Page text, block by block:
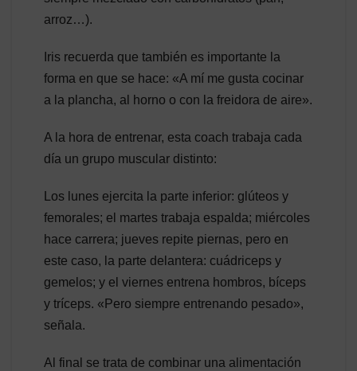
arroz…).
Iris recuerda que también es importante la
forma en que se hace: «A mí me gusta cocinar
a la plancha, al horno o con la freidora de aire».
A la hora de entrenar, esta coach trabaja cada
día un grupo muscular distinto:
Los lunes ejercita la parte inferior: glúteos y
femorales; el martes trabaja espalda; miércoles
hace carrera; jueves repite piernas, pero en
este caso, la parte delantera: cuádriceps y
gemelos; y el viernes entrena hombros, bíceps
y tríceps. «Pero siempre entrenando pesado»,
señala.
Al final se trata de combinar una alimentación